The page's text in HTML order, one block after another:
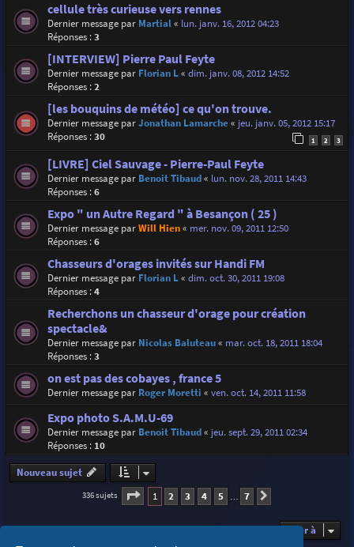
cellule très curieuse vers rennes
Dernier message par Martial« lun. janv. 16, 2012 04:23
Réponses :3
[INTERVIEW] Pierre Paul Feyte
Dernier message par Florian L« dim. janv. 08, 2012 14:52
Réponses :2
[les bouquins de météo] ce qu'on trouve.
Dernier message parJonathan Lamarche« jeu. janv. 05, 2012 15:17
Réponses :30 1 2 3
[LIVRE] Ciel Sauvage - Pierre-Paul Feyte
Dernier message par Benoit Tibaud« lun. nov. 28, 2011 14:43
Réponses :6
Expo " un Autre Regard " à Besançon ( 25 )
Dernier message parWill Hien« mer. nov. 09, 2011 12:50
Réponses :6
Chasseurs d'orages invités sur Handi FM
Dernier message par Florian L« dim. oct. 30, 2011 19:08
Réponses :4
Recherchons un chasseur d'orage pour création
spectacle&
Dernier message par Nicolas Baluteau« mar. oct. 18, 2011 18:04
Réponses :3
on est pas des cobayes , france 5
Dernier message par Roger Moretti « ven. oct. 14, 2011 11:58
Expo photo S.A.M.U-69
Dernier message par Benoit Tibaud« jeu. sept. 29, 2011 02:34
Réponses : 10
Nouveau sujet
336 sujets Page 1sur
1 2 3 4 5 7
Aller à